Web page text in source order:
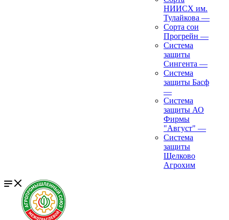
НИИСХ им.
Тулайкова —
Сорта сои
Прогрейн —
Система
защиты
Сингента —
Система
защиты Басф
—
Система
защиты АО
Фирмы
"Август" —
Система
защиты
Щелково
Агрохим